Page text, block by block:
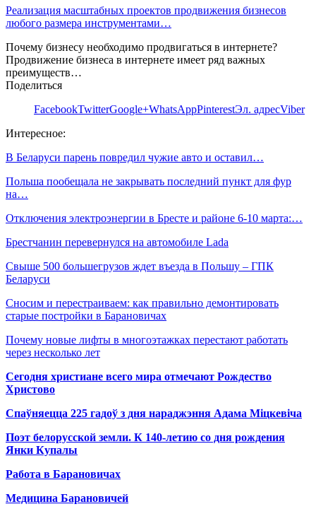
Реализация масштабных проектов продвижения бизнесов
любого размера инструментами…
Почему бизнесу необходимо продвигаться в интернете?
Продвижение бизнеса в интернете имеет ряд важных
преимуществ…
Поделиться
FacebookTwitterGoogle+WhatsAppPinterestЭл. адресViber
Интересное:
В Беларуси парень повредил чужие авто и оставил…
Польша пообещала не закрывать последний пункт для фур
на…
Отключения электроэнергии в Бресте и районе 6-10 марта:…
Брестчанин перевернулся на автомобиле Lada
Свыше 500 большегрузов ждет въезда в Польшу – ГПК
Беларуси
Сносим и перестраиваем: как правильно демонтировать
старые постройки в Барановичах
Почему новые лифты в многоэтажках перестают работать
через несколько лет
Сегодня христиане всего мира отмечают Рождество
Христово
Спаўняецца 225 гадоў з дня нараджэння Адама Міцкевіча
Поэт белорусской земли. К 140-летию со дня рождения
Янки Купалы
Работа в Барановичах
Медицина Барановичей